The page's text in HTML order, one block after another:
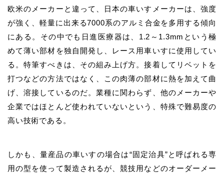
欧米のメーカーと違って、日本の車いすメーカーは、強度
が強く、軽量に出来る7000系のアルミ合金を多用する傾向
にある。その中でも日進医療器は、1.2～1.3mmという極
めて薄い部材を独自開発し、レース用車いすに使用してい
る。特筆すべきは、その組み上げ方。接着してリベットを
打つなどの方法ではなく、この肉薄の部材に熱を加えて曲
げ、溶接しているのだ。業種に関わらず、他のメーカーや
企業ではほとんど使われていないという、特殊で難易度の
高い技術である。
しかも、量産品の車いすの場合は“固定治具”と呼ばれる専
用の型を使って製造されるが、競技用などのオーダーメー